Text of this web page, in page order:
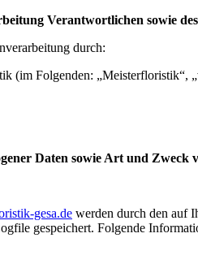
Verantwortlichen sowie
durch:
(im Folgenden: „Meisterfloristik“,
Daten sowie Art und Zweck
gesa.de werden durch den auf
gespeichert. Folgende